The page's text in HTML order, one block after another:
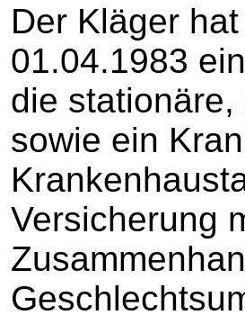
Der Kläger
01.04.1983
die
sowie ein
Versicherung